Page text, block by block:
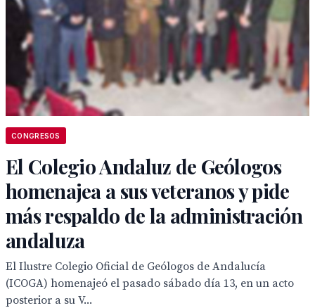
CONGRESOS
El Colegio Andaluz de Geólogos
homenajea a sus veteranos y pide
más respaldo de la administración
andaluza
El Ilustre Colegio Oficial de Geólogos de Andalucía
(ICOGA) homenajeó el pasado sábado día 13, en un acto
posterior a su V...